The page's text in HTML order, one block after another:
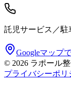
託児サービス／駐
Googleマップ
© 2026 ラポール整
プライバシーポリ